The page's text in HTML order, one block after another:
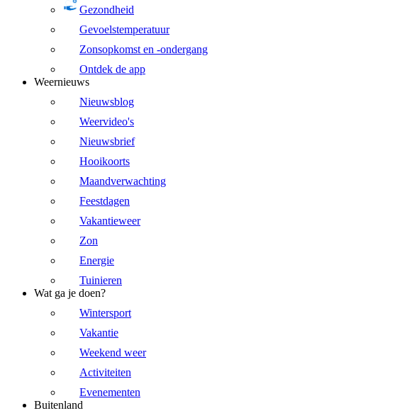
Gezondheid
Gevoelstemperatuur
Zonsopkomst en -ondergang
Ontdek de app
Weernieuws
Nieuwsblog
Weervideo's
Nieuwsbrief
Hooikoorts
Maandverwachting
Feestdagen
Vakantieweer
Zon
Energie
Tuinieren
Wat ga je doen?
Wintersport
Vakantie
Weekend weer
Activiteiten
Evenementen
Buitenland